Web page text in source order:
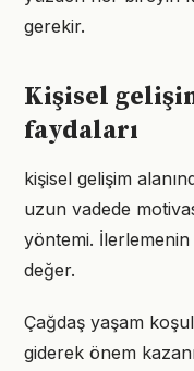
gerekir.
Kişisel
faydaları
kişisel gelişim
uzun vadede
yöntemi.
değer.
Çağdaş yaşam
giderek önem